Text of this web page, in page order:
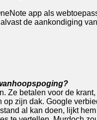
app als
de aankondiging
Ze betalen voor de
zijn dak. Google
al kan doen, lijkt